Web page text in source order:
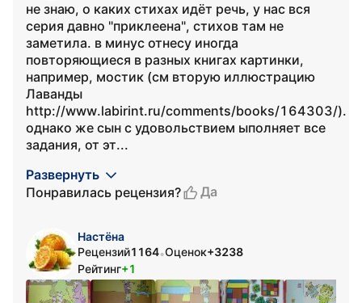
не знаю, о каких стихах идёт речь, у нас вся
серия давно "приклеена", стихов там не
заметила. в минус отнесу иногда
повторяющиеся в разных книгах картинки,
например, мостик (см вторую иллюстрацию
Лаванды
http://www.labirint.ru/comments/books/164303/).
однако же сын с удовольствием ыполняет все
задания, от эт...
Развернуть
Понравилась рецензия?
Да
Настёна
Рецензий1164•Оценок+3238
Рейтинг+1